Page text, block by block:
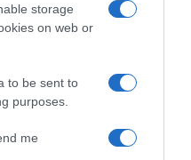
storage
on web or
to be sent to
purposes.
me
Pâtisserie